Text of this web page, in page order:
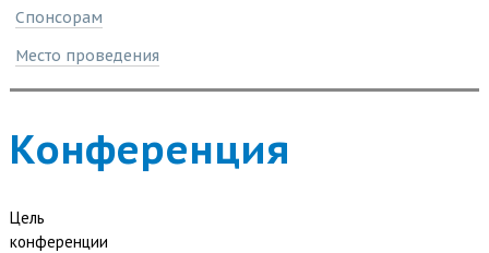
Спонсорам
Место проведения
Конференция
Цель
конференции